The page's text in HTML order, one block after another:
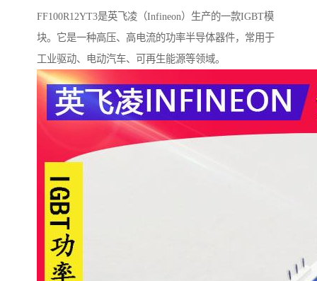
FF100R12YT3是英飞凌（Infineon）生产的一款IGBT模
块。它是一种高压、高电流的功率半导体器件，常用于
工业驱动、电动汽车、可再生能源等领域。